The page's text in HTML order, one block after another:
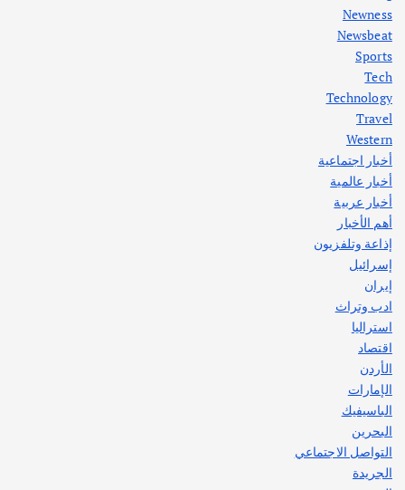
أهم الأخبار
اختتام ورشة السينوغرافيا في مدينة كلباء الاماراتية
أغسطس 3, 2026
Newness
Newsbeat
Sports
Tech
Technology
Travel
Western
أخبار اجتماعية
أخبار عالمية
أخبار عربية
أهم الأخبار
إذاعة وتلفزيون
إسرائيل
إيران
ادب وتراث
استراليا
اقتصاد
الأردن
الإمارات
الباسيفيك
البحرين
التواصل الاجتماعي
الجريدة